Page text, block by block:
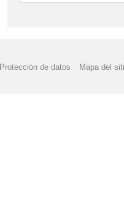
Protección de datos Mapa del